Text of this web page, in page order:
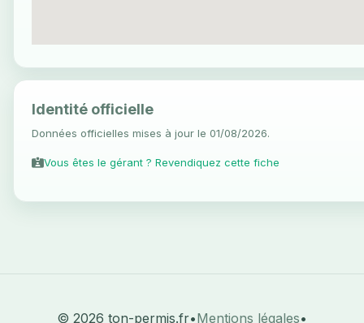
Identité officielle
Données officielles mises à jour le 01/08/2026.
Vous êtes le gérant ? Revendiquez cette fiche
© 2026 ton-permis.fr•Mentions légales•